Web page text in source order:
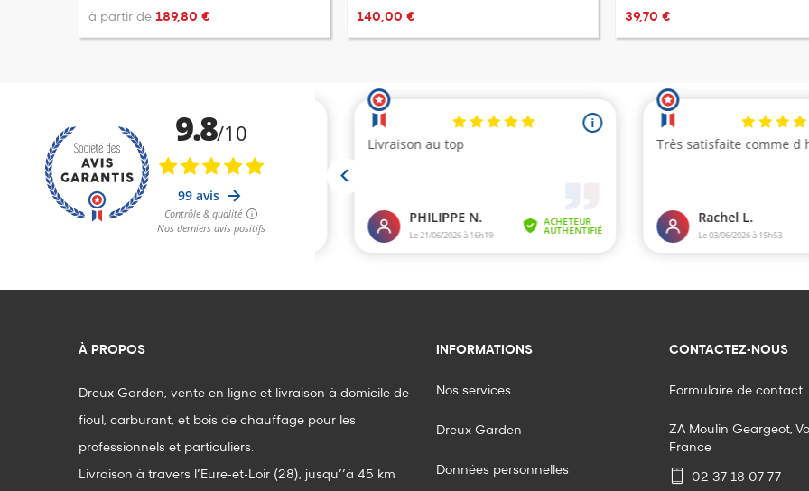
à partir de 189,80 € 140,00 € 39,70 €
À PROPOS
Dreux Garden, vente en ligne et livraison à domicile de
fioul, carburant, et bois de chauffage pour les
professionnels et particuliers.
Livraison à travers l’Eure-et-Loir (28), jusqu’’à 45 km
INFORMATIONS
Nos services
Dreux Garden
Données personnelles
CONTACTEZ-NOUS
Formulaire de contact
ZA Moulin Geargeot,
France
02 37 18 07 77